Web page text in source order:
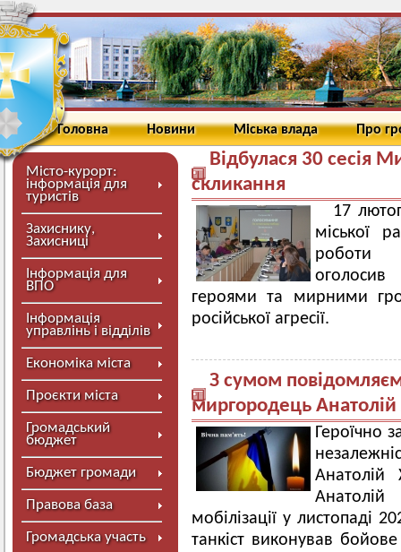
Головна Новини Міська влада Про
Місто-курорт:
інформація для
туристів
Захиснику,
Захисниці
Інформація для
ВПО
Інформація
управлінь і відділів
Економіка міста
Проєкти міста
Громадський
бюджет
Бюджет громади
Правова база
Громадська участь
Відбулася 30 сесія
скликання
17
міської
роботи
героями та мирними
російської агресії.
З сумом
миргородець
Героїчно
Анатолій
мобілізації у листопаді
танкіст виконував